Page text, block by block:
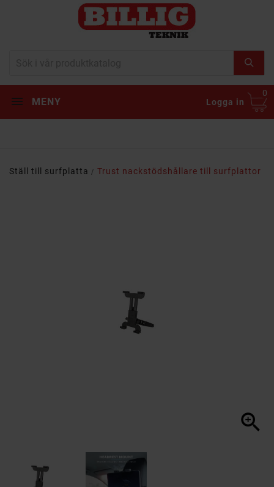
MENY Logga in
0
Ställ till surfplatta Trust nackstödshållare till surfplattor
